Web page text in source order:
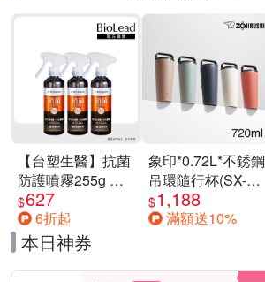
【台塑生醫】抗菌
防護噴霧255g 三
入組
$627
6折起
象印*0.72L*不銹鋼
吊環隨行杯(SX-
LA72H)
$1,188
滿額送10%
本日神券